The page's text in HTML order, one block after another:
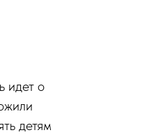
идет о
детям